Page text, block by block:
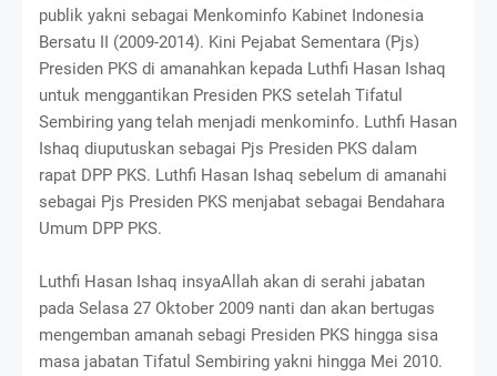
publik yakni sebagai Menkominfo Kabinet Indonesia
Bersatu II (2009-2014). Kini Pejabat Sementara (Pjs)
Presiden PKS di amanahkan kepada Luthfi Hasan Ishaq
untuk menggantikan Presiden PKS setelah Tifatul
Sembiring yang telah menjadi menkominfo. Luthfi Hasan
Ishaq diuputuskan sebagai Pjs Presiden PKS dalam
rapat DPP PKS. Luthfi Hasan Ishaq sebelum di amanahi
sebagai Pjs Presiden PKS menjabat sebagai Bendahara
Umum DPP PKS.
Luthfi Hasan Ishaq insyaAllah akan di serahi jabatan
pada Selasa 27 Oktober 2009 nanti dan akan bertugas
mengemban amanah sebagi Presiden PKS hingga sisa
masa jabatan Tifatul Sembiring yakni hingga Mei 2010.